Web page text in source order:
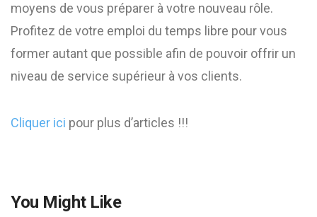
moyens de vous préparer à votre nouveau rôle.
Profitez de votre emploi du temps libre pour vous
former autant que possible afin de pouvoir offrir un
niveau de service supérieur à vos clients.
Cliquer ici pour plus d’articles !!!
You Might Like